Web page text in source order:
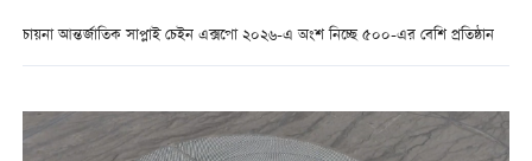
চায়না আন্তর্জাতিক সাপ্লাই চেইন এক্সপো ২০২৬-এ অংশ নিচ্ছে ৫০০-এর বেশি প্রতিষ্ঠান